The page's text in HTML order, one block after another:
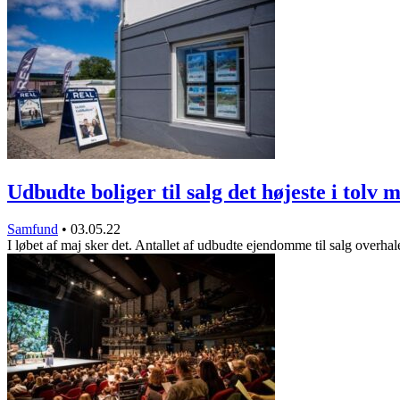
Udbudte boliger til salg det højeste i tolv
Samfund • 03.05.22
I løbet af maj sker det. Antallet af udbudte ejendomme til salg